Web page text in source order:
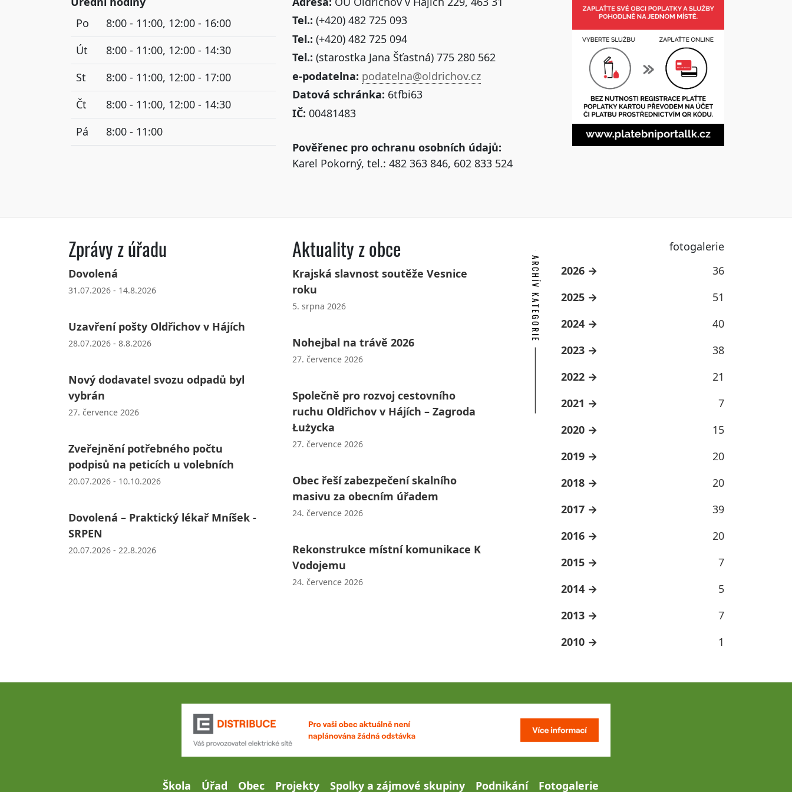
Po
8:00 - 11:00, 12:00 - 16:00
Út
8:00 - 11:00, 12:00 - 14:30
St
8:00 - 11:00, 12:00 - 17:00
Čt
8:00 - 11:00, 12:00 - 14:30
Pá
8:00 - 11:00
Tel.: (+420) 482 725 093
Tel.: (+420) 482 725 094
Tel.: (starostka Jana Šťastná) 775 280 562
e-podatelna: podatelna@oldrichov.cz
Datová schránka: 6tfbi63
IČ: 00481483
Pověřenec pro ochranu osobních údajů:
Karel Pokorný, tel.: 482 363 846, 602 833 524
Zprávy z úřadu
Dovolená
31.07.2026 - 14.8.2026
Uzavření pošty Oldřichov v Hájích
28.07.2026 - 8.8.2026
Nový dodavatel svozu odpadů byl
vybrán
27. července 2026
Zveřejnění potřebného počtu
podpisů na peticích u volebních
20.07.2026 - 10.10.2026
Dovolená – Praktický lékař Mníšek -
SRPEN
20.07.2026 - 22.8.2026
Aktuality z obce
Krajská slavnost soutěže Vesnice
roku
5. srpna 2026
Nohejbal na trávě 2026
27. července 2026
Společně pro rozvoj cestovního
ruchu Oldřichov v Hájích – Zagroda
Łużycka
27. července 2026
Obec řeší zabezpečení skalního
masivu za obecním úřadem
24. července 2026
Rekonstrukce místní komunikace K
Vodojemu
24. července 2026
fotogalerie
ARCHÍV KATEGORIE 2026
36
2025
51
2024
40
2023
38
2022
21
2021
7
2020
15
2019
20
2018
20
2017
39
2016
20
2015
7
2014
5
2013
7
2010
1
Škola Úřad Obec Projekty Spolky a zájmové skupiny Podnikání Fotogalerie